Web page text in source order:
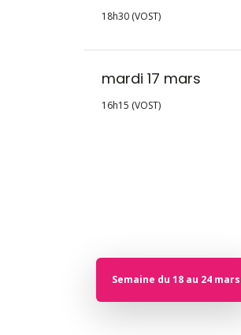
18h30 (VOST)
mardi 17 mars
16h15 (VOST)
Semaine du 18 au 24 mars